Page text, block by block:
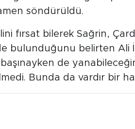
söndürüldü.
fırsat bilerek Sağrin,
bulunduğunu belirten Ali
başınayken de
Bunda da vardır bir